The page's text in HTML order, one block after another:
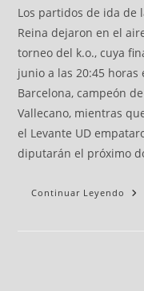
Los partidos de ida de
Reina dejaron en el
torneo del k.o., cuya
junio a las 20:45 horas
Barcelona, campeón
Vallecano, mientras
el Levante UD
diputarán el próximo
Continuar Leyendo